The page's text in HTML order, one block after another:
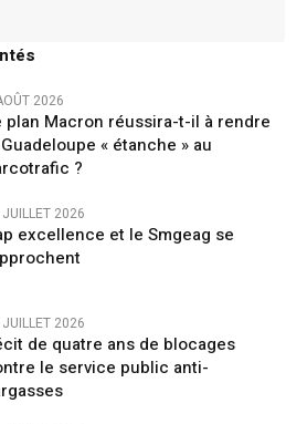
2026
plan Macron réussira-t-il à rendre
« étanche » au
?
2026
excellence et le Smgeag se
2026
de quatre ans de blocages
le service public anti-